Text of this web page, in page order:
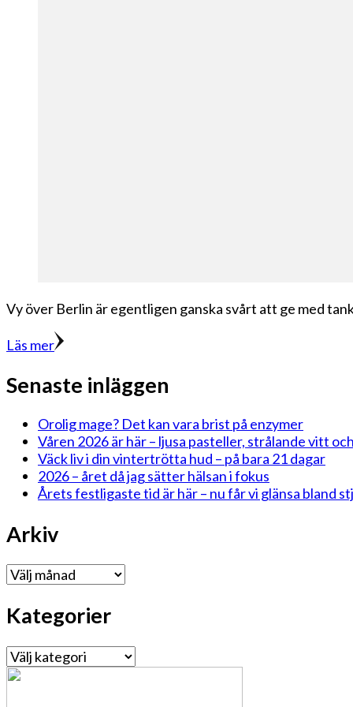
Vy över Berlin är egentligen ganska svårt att ge med
Läs mer
Senaste inläggen
Orolig mage? Det kan vara brist på enzymer
Våren 2026 är här – ljusa pasteller, strålande vitt
Väck liv i din vintertrötta hud – på bara 21 dagar
2026 – året då jag sätter hälsan i fokus
Årets festligaste tid är här – nu får vi glänsa bland
Arkiv
Arkiv
Kategorier
Kategorier